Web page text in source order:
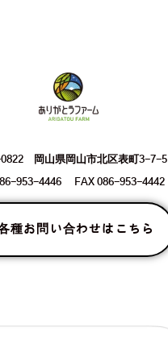
0822 岡山県岡山市北区表町3-7-5
953-4446 FAX 086-953-4442
種お問い合わせはこちら